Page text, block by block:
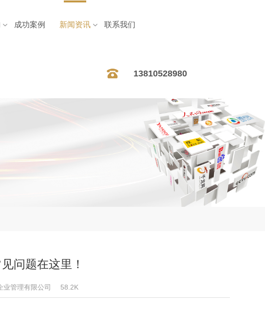
成功案例 新闻资讯 联系我们
13810528980
问题在这里！
业管理有限公司 58.2K